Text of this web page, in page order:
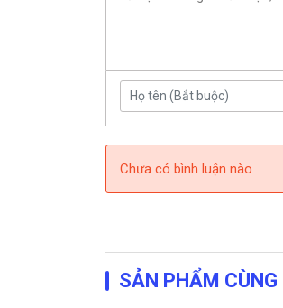
Chưa có bình luận nào
SẢN PHẨM CÙNG